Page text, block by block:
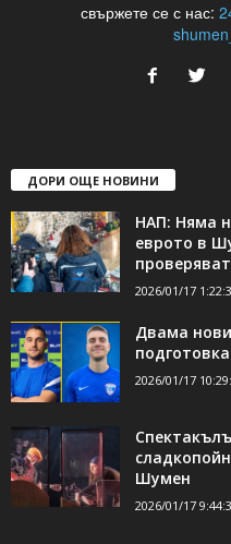
свържете се с нас:
ДОРИ ОЩЕ НОВИНИ
НАП: Няма
еврото в
2026/01/17
Двама
2026/01/17
Шумен
2026/01/17